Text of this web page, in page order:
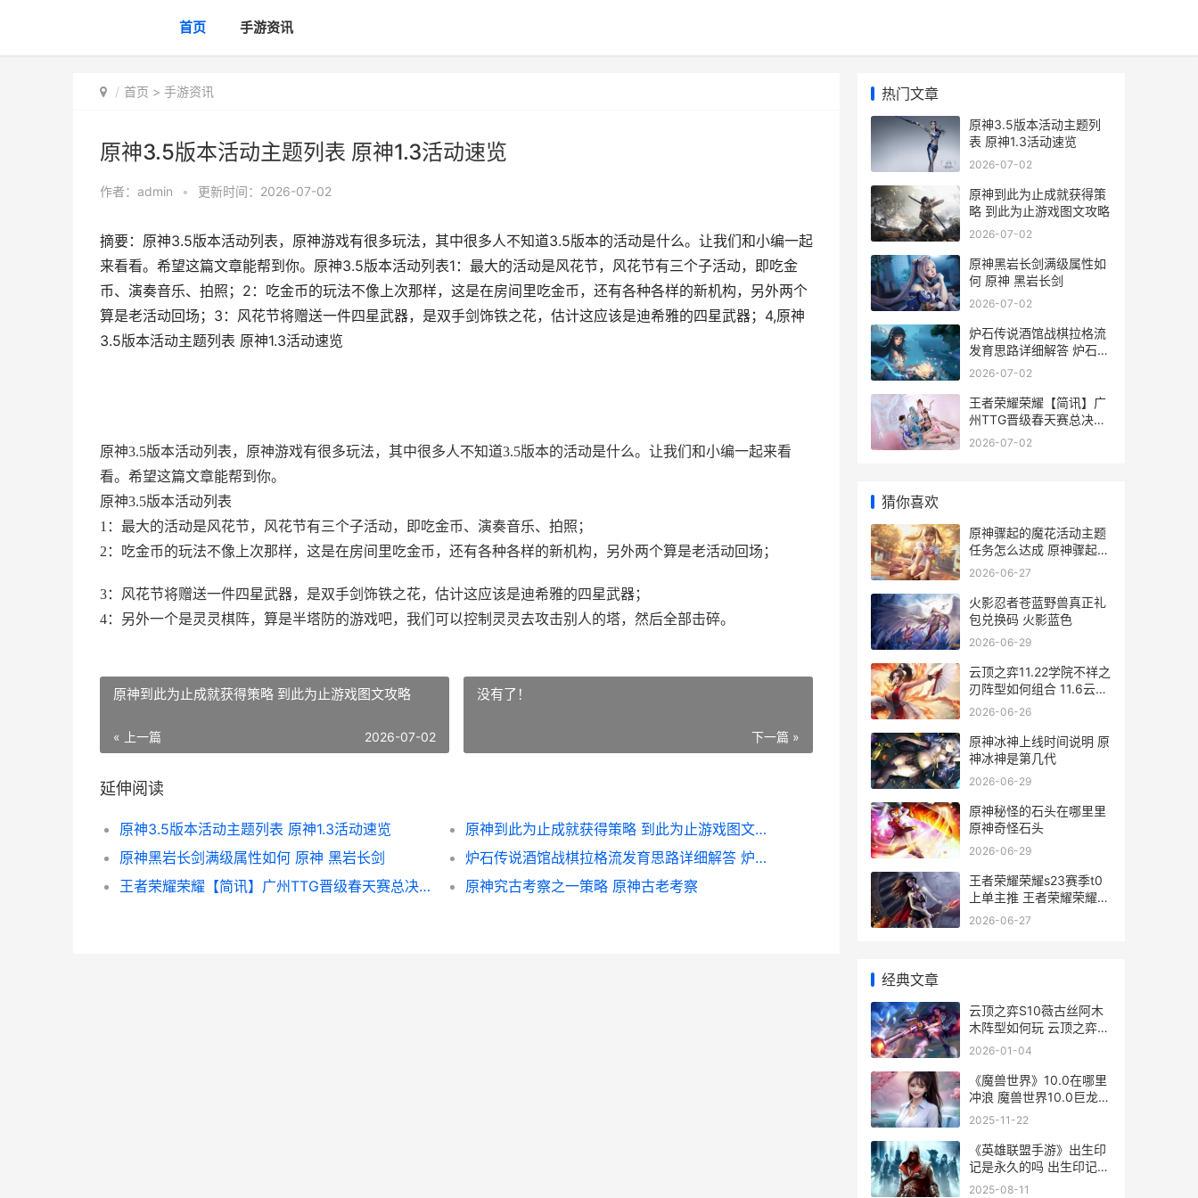
首页 手游资讯
首页 > 手游资讯
原神3.5版本活动主题列表 原神1.3活动速览
作者： admin • 更新时间：2026-07-02
摘要：原神3.5版本活动列表，原神游戏有很多玩法，其中很多人不知道3.5版本的活动是什么。让我们和小编一起
来看看。希望这篇文章能帮到你。原神3.5版本活动列表1：最大的活动是风花节，风花节有三个子活动，即吃金
币、演奏音乐、拍照；2：吃金币的玩法不像上次那样，这是在房间里吃金币，还有各种各样的新机构，另外两个
算是老活动回场；3：风花节将赠送一件四星武器，是双手剑饰铁之花，估计这应该是迪希雅的四星武器；4,原神
3.5版本活动主题列表 原神1.3活动速览
原神3.5版本活动列表，原神游戏有很多玩法，其中很多人不知道3.5版本的活动是什么。让我们和小编一起来看
看。希望这篇文章能帮到你。
原神3.5版本活动列表
1：最大的活动是风花节，风花节有三个子活动，即吃金币、演奏音乐、拍照；
2：吃金币的玩法不像上次那样，这是在房间里吃金币，还有各种各样的新机构，另外两个算是老活动回场；
3：风花节将赠送一件四星武器，是双手剑饰铁之花，估计这应该是迪希雅的四星武器；
4：另外一个是灵灵棋阵，算是半塔防的游戏吧，我们可以控制灵灵去攻击别人的塔，然后全部击碎。
原神到此为止成就获得策略 到此为止游戏图文攻略
« 上一篇 2026-07-02
没有了！
下一篇 »
延伸阅读
原神3.5版本活动主题列表 原神1.3活动速览
原神到此为止成就获得策略 到此为止游戏图文攻略
原神黑岩长剑满级属性如何 原神 黑岩长剑
炉石传说酒馆战棋拉格流发育思路详细解答 炉石传说酒馆战棋回放怎么看
王者荣耀荣耀【简讯】广州TTG晋级春天赛总决赛 王者荣耀荣耀之章命运篇免费观看完整版
原神究古考察之一策略 原神古老考察
热门文章
原神3.5版本活动主题列
表 原神1.3活动速览
2026-07-02
原神到此为止成就获得策
略 到此为止游戏图文攻略
2026-07-02
原神黑岩长剑满级属性如
何 原神 黑岩长剑
2026-07-02
炉石传说酒馆战棋拉格流
发育思路详细解答 炉石传
说酒馆战棋回放怎么看
2026-07-02
王者荣耀荣耀【简讯】广
州TTG晋级春天赛总决赛
王者荣耀荣耀之章命运篇
2026-07-02
猜你喜欢
原神骤起的魔花活动主题
任务怎么达成 原神骤起的
魔花可以组队吗
2026-06-27
火影忍者苍蓝野兽真正礼
包兑换码 火影蓝色
2026-06-29
云顶之弈11.22学院不祥之
刃阵型如何组合 11.6云顶
之弈
2026-06-26
原神冰神上线时间说明 原
神冰神是第几代
2026-06-29
原神秘怪的石头在哪里里
原神奇怪石头
2026-06-29
王者荣耀荣耀s23赛季t0
上单主推 王者荣耀荣耀称
号哪个含金量最高
2026-06-27
经典文章
云顶之弈S10薇古丝阿木
木阵型如何玩 云顶之弈新
版本薇恩
2026-01-04
《魔兽世界》10.0在哪里
冲浪 魔兽世界10.0巨龙时
代
2025-11-22
《英雄联盟手游》出生印
记是永久的吗 出生印记是
永久的吗
2025-08-11